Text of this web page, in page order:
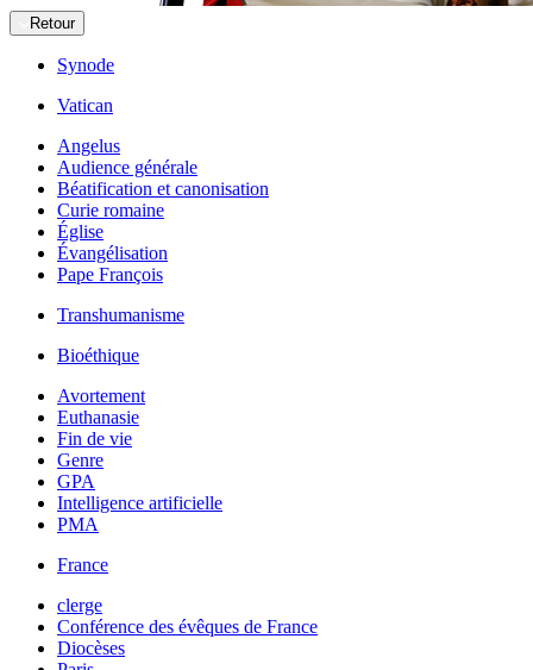
Retour
Synode
Vatican
Angelus
Audience générale
Béatification et canonisation
Curie romaine
Église
Évangélisation
Pape François
Transhumanisme
Bioéthique
Avortement
Euthanasie
Fin de vie
Genre
GPA
Intelligence artificielle
PMA
France
clerge
Conférence des évêques de France
Diocèses